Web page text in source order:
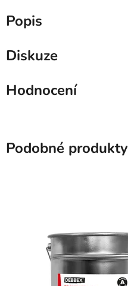
Popis
Diskuze
Hodnocení
Podobné produkty